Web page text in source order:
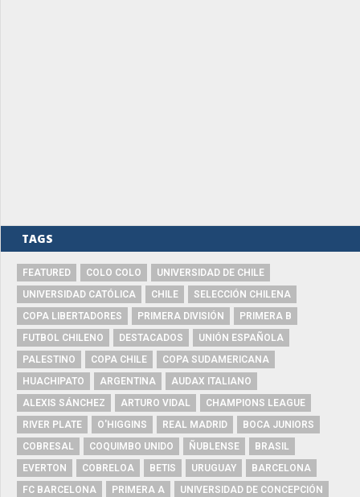
TAGS
FEATURED COLO COLO
UNIVERSIDAD DE CHILE
UNIVERSIDAD CATÓLICA
CHILE
SELECCIÓN CHILENA
COPA LIBERTADORES
PRIMERA DIVISIÓN
PRIMERA B
FUTBOL CHILENO
DESTACADOS
UNIÓN ESPAÑOLA
PALESTINO
COPA CHILE
COPA SUDAMERICANA
HUACHIPATO
ARGENTINA
AUDAX ITALIANO
ALEXIS SÁNCHEZ
ARTURO VIDAL
CHAMPIONS LEAGUE
RIVER PLATE
O'HIGGINS REAL MADRID
BOCA JUNIORS
COBRESAL
COQUIMBO UNIDO ÑUBLENSE
BRASIL
EVERTON
COBRELOA BETIS URUGUAY
BARCELONA
FC BARCELONA
PRIMERA A
UNIVERSIDAD DE CONCEPCIÓN